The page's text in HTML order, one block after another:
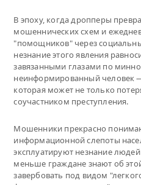
В эпоху, когда дропперы
мошеннических схем и
"помощников" через
незнание этого явления
завязанными глазами по
неинформированный человек
которая может не только
соучастником преступления.
Мошенники прекрасно
информационной слепоты
эксплуатируют незнание
меньше граждане знают об
завербовать под видом